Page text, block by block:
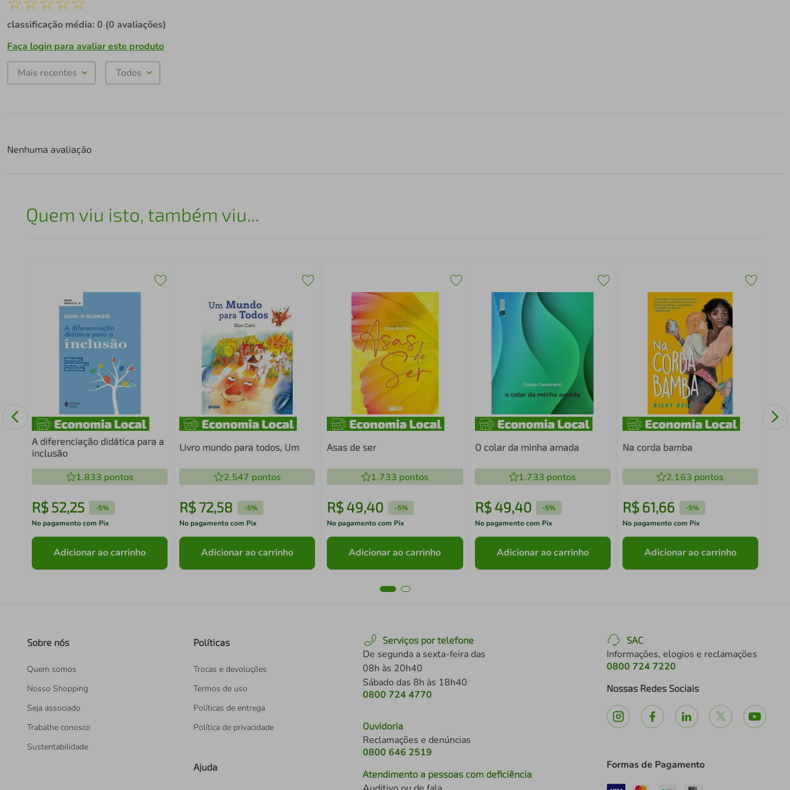
classificação média: 0 (0 avaliações)
Faça login para avaliar este produto
Mais recentes Todos
Nenhuma avaliação
Quem viu isto, também viu...
A diferenciação didática para a
inclusão
1.833 pontos
R$ 52,25 -5%
No pagamento com Pix
Adicionar ao carrinho
Livro mundo para todos, Um
2.547 pontos
R$ 72,58 -5%
No pagamento com Pix
Adicionar ao carrinho
Asas de ser
1.733 pontos
R$49,40 -5%
No pagamento com Pix
Adicionar ao carrinho
O colar da minha amada
1.733 pontos
R$ 49,40 -5%
No pagamento com Pix
Adicionar ao carrinho
Na corda bamba
2.163 pontos
R$ 61,66 -5%
No pagamento com Pix
Adicionar ao carrinho
Sobre nós
Quem somos
Nosso Shopping
Seja associado
Trabalhe conosco
Sustentabilidade
Políticas
Trocas e devoluções
Termos de uso
Políticas de entrega
Política de privacidade
Ajuda
Serviços por telefone
De segunda a sexta-feira das
08h às 20h40
Sábado das 8h às 18h40
0800 724 4770
Ouvidoria
Reclamações e denúncias
0800 646 2519
Atendimento a pessoas com deficiência
SAC
Informações, elogios e reclamações
0800 724 7220
Nossas Redes Sociais
Formas de Pagamento